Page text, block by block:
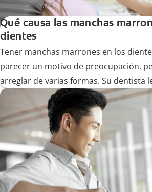
Qué causa las manchas
dientes
Tener manchas marrones en los
parecer un motivo de preocupación,
arreglar de varias formas. Su dentista
recomendar una solución con base en
mencionamos a continuación.